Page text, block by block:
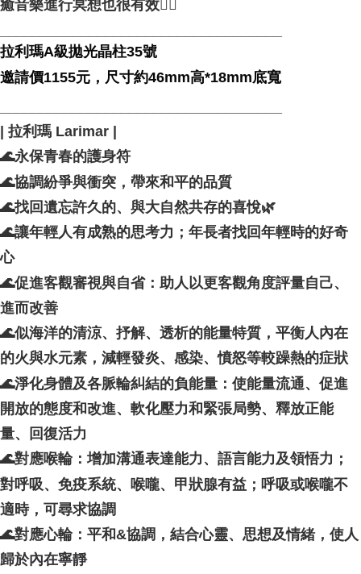
癒音樂進行冥想也很有效🧘‍♀️
拉利瑪A級拋光晶柱35號
邀請價1155元，尺寸約46mm高*18mm底寬
| 拉利瑪 Larimar |
🌊永保青春的護身符
🌊協調紛爭與衝突，帶來和平的品質
🌊找回遺忘許久的、與大自然共存的喜悅🌿
🌊讓年輕人有成熟的思考力；年長者找回年輕時的好奇
心
🌊促進客觀審視與自省：助人以更客觀角度評量自己、
進而改善
🌊似海洋的清涼、抒解、透析的能量特質，平衡人內在
的火與水元素，減輕發炎、感染、憤怒等較躁熱的症狀
🌊淨化身體及各脈輪糾結的負能量：使能量流通、促進
開放的態度和改進、軟化壓力和緊張局勢、釋放正能
量、回復活力
🌊對應喉輪：增加溝通表達能力、語言能力及領悟力；
對呼吸、免疫系統、喉嚨、甲狀腺有益；呼吸或喉嚨不
適時，可尋求協調
🌊對應心輪：平和&協調，結合心靈、思想及情緒，使人
歸於內在寧靜